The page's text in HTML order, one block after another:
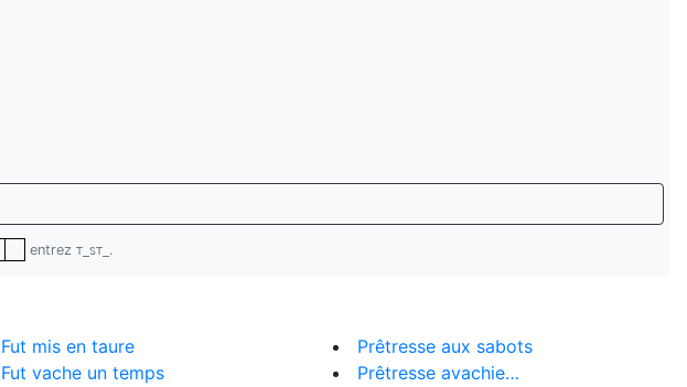
entrez T_ST_ .
Fut mis en taure
Fut vache un temps
Prêtresse aux sabots
Prêtresse avachie…